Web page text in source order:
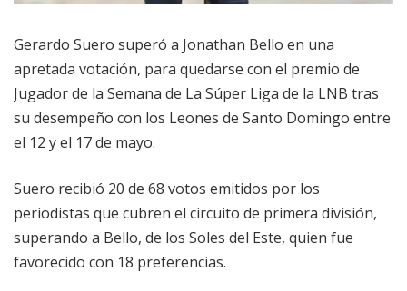
Gerardo Suero superó a Jonathan Bello en una
apretada votación, para quedarse con el premio de
Jugador de la Semana de La Súper Liga de la LNB tras
su desempeño con los Leones de Santo Domingo entre
el 12 y el 17 de mayo.
Suero recibió 20 de 68 votos emitidos por los
periodistas que cubren el circuito de primera división,
superando a Bello, de los Soles del Este, quien fue
favorecido con 18 preferencias.